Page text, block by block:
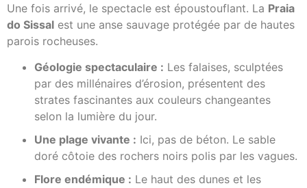
Une fois arrivé, le spectacle est époustouflant. La Praia
do Sissal est une anse sauvage protégée par de hautes
parois rocheuses.
Géologie spectaculaire : Les falaises, sculptées
par des millénaires d’érosion, présentent des
strates fascinantes aux couleurs changeantes
selon la lumière du jour.
Une plage vivante : Ici, pas de béton. Le sable
doré côtoie des rochers noirs polis par les vagues.
Flore endémique : Le haut des dunes et les